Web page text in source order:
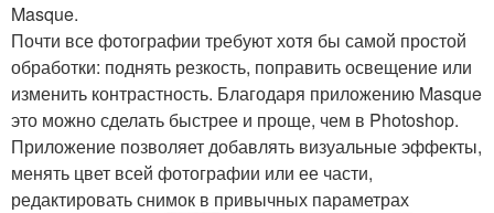
Masque.
Почти все фотографии требуют хотя бы самой простой
обработки: поднять резкость, поправить освещение или
изменить контрастность. Благодаря приложению Masque
это можно сделать быстрее и проще, чем в Photoshop.
Приложение позволяет добавлять визуальные эффекты,
менять цвет всей фотографии или ее части,
редактировать снимок в привычных параметрах